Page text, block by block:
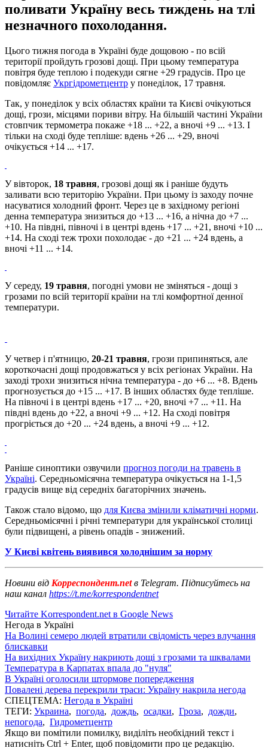
поливати Україну весь тиждень на тлі
незначного похолодання.
Цього тижня погода в Україні буде дощовою - по всій
території пройдуть грозові дощі. При цьому температура
повітря буде теплою і подекуди сягне +29 градусів. Про це
повідомляє Укргідрометцентр у понеділок, 17 травня.
Так, у понеділок у всіх областях країни та Києві очікуються
дощі, грози, місцями пориви вітру. На більшій частині України
стовпчик термометра покаже +18 ... +22, а вночі +9 ... +13. І
тільки на сході буде тепліше: вдень +26 ... +29, вночі
очікується +14 ... +17.
У вівторок, 18 травня, грозові дощі як і раніше будуть
заливати всю територію України. При цьому із заходу почне
насуватися холодний фронт. Через це в західному регіоні
денна температура знизиться до +13 ... +16, а нічна до +7 ...
+10. На півдні, півночі і в центрі вдень +17 ... +21, вночі +10 ...
+14. На сході теж трохи похолодає - до +21 ... +24 вдень, а
вночі +11 ... +14.
У середу, 19 травня, погодні умови не зміняться - дощі з
грозами по всій території країни на тлі комфортної денної
температури.
У четвер і п'ятницю, 20-21 травня, грози припиняться, але
короткочасні дощі продовжаться у всіх регіонах України. На
заході трохи знизиться нічна температура - до +6 ... +8. Вдень
прогнозується до +15 ... +17. В інших областях буде тепліше.
На півночі і в центрі вдень +17 ... +20, вночі +7 ... +11. На
півдні вдень до +22, а вночі +9 ... +12. На сході повітря
прогріється до +20 ... +24 вдень, а вночі +9 ... +12.
Раніше синоптики озвучили прогноз погоди на травень в
Україні. Середньомісячна температура очікується на 1-1,5
градусів вище від середніх багаторічних значень.
Також стало відомо, що для Києва змінили кліматичні норми.
Середньомісячні і річні температури для української столиці
були підвищені, а рівень опадів - знижений.
У Києві квітень виявився холоднішим за норму
Новини від Корреспондент.netв Telegram. Підписуйтесь на
наш канал https://t.me/korrespondentnet
Читайте Korrespondent.net в Google News
Негода в Україні
На Волині семеро людей втратили свідомість через влучання
блискавки
На вихідних Україну накриють дощі з грозами та шквалами
Температура в Карпатах впала до "нуля"
В Україні оголосили штормове попередження
Повалені дерева перекрили траси: Україну накрила негода
СПЕЦТЕМА: Негода в Україні
ТЕГИ: Украина, погода, дождь, осадки, Гроза, дожди,
непогода, Гидрометцентр
Якщо ви помітили помилку, виділіть необхідний текст і
натисніть Ctrl + Enter, щоб повідомити про це редакцію.